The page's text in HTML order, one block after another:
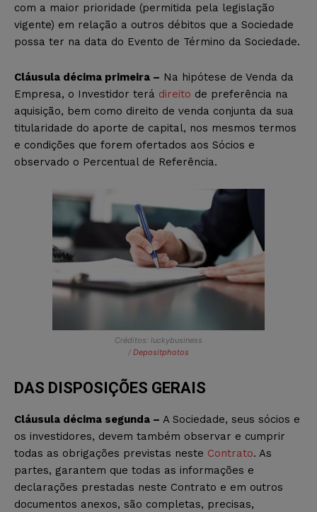
com a maior prioridade (permitida pela legislação
vigente) em relação a outros débitos que a Sociedade
possa ter na data do Evento de Término da Sociedade.
Cláusula décima primeira – Na hipótese de Venda da
Empresa, o Investidor terá direito de preferência na
aquisição, bem como direito de venda conjunta da sua
titularidade do aporte de capital, nos mesmos termos
e condições que forem ofertados aos Sócios e
observado o Percentual de Referência.
Créditos: luckybusiness
/ Depositphotos
DAS DISPOSIÇÕES GERAIS
Cláusula décima segunda – A Sociedade, seus sócios e
os investidores, devem também observar e cumprir
todas as obrigações previstas neste Contrato. As
partes, garantem que todas as informações e
declarações prestadas neste Contrato e em outros
documentos anexos, são completas, precisas,